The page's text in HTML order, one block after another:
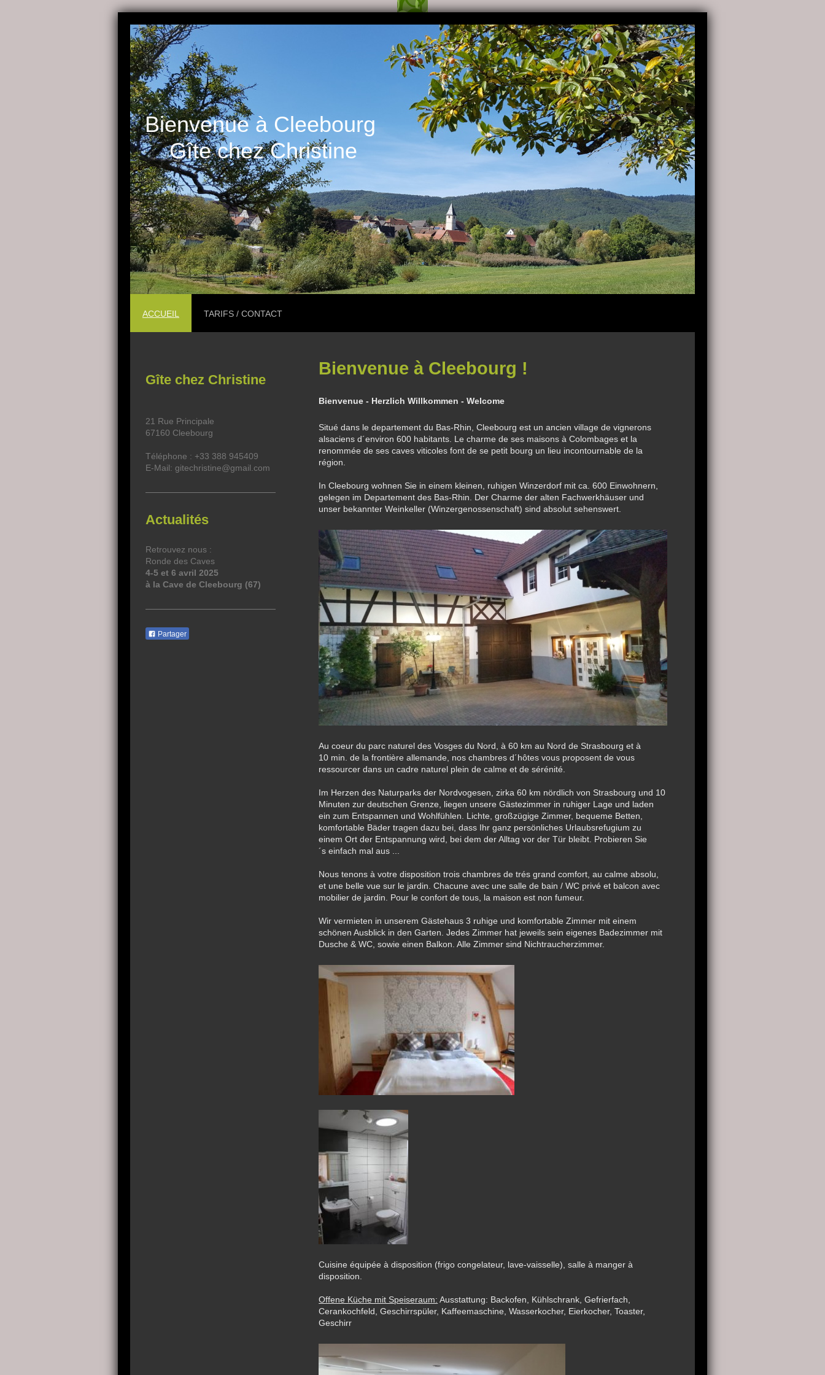
Bienvenue à Cleebourg
Gîte chez Christine
ACCUEIL TARIFS / CONTACT
Bienvenue à Cleebourg !
Bienvenue - Herzlich Willkommen - Welcome
Situé dans le departement du Bas-Rhin, Cleebourg est un ancien village de vignerons
alsaciens d´environ 600 habitants. Le charme de ses maisons à Colombages et la
renommée de ses caves viticoles font de se petit bourg un lieu incontournable de la
région.
In Cleebourg wohnen Sie in einem kleinen, ruhigen Winzerdorf mit ca. 600 Einwohnern,
gelegen im Departement des Bas-Rhin. Der Charme der alten Fachwerkhäuser und
unser bekannter Weinkeller (Winzergenossenschaft) sind absolut sehenswert.
Au coeur du parc naturel des Vosges du Nord, à 60 km au Nord de Strasbourg et à
10 min. de la frontière allemande, nos chambres d´hôtes vous proposent de vous
ressourcer dans un cadre naturel plein de calme et de sérénité.
Im Herzen des Naturparks der Nordvogesen, zirka 60 km nördlich von Strasbourg und 10
Minuten zur deutschen Grenze, liegen unsere Gästezimmer in ruhiger Lage und laden
ein zum Entspannen und Wohlfühlen. Lichte, großzügige Zimmer, bequeme Betten,
komfortable Bäder tragen dazu bei, dass Ihr ganz persönliches Urlaubsrefugium zu
einem Ort der Entspannung wird, bei dem der Alltag vor der Tür bleibt. Probieren Sie
´s einfach mal aus ...
Nous tenons à votre disposition trois chambres de trés grand comfort, au calme absolu,
et une belle vue sur le jardin. Chacune avec une salle de bain / WC privé et balcon avec
mobilier de jardin. Pour le confort de tous, la maison est non fumeur.
Wir vermieten in unserem Gästehaus 3 ruhige und komfortable Zimmer mit einem
schönen Ausblick in den Garten. Jedes Zimmer hat jeweils sein eigenes Badezimmer mit
Dusche & WC, sowie einen Balkon. Alle Zimmer sind Nichtraucherzimmer.
Cuisine équipée à disposition (frigo congelateur, lave-vaisselle), salle à manger à
disposition.
Offene Küche mit Speiseraum: Ausstattung: Backofen, Kühlschrank, Gefrierfach,
Cerankochfeld, Geschirrspüler, Kaffeemaschine, Wasserkocher, Eierkocher, Toaster,
Geschirr
Gîte chez Christine
21 Rue Principale
67160 Cleebourg
Téléphone : +33 388 945409
E-Mail: gitechristine@gmail.com
Actualités
Retrouvez nous :
Ronde des Caves
4-5 et 6 avril 2025
à la Cave de Cleebourg (67)
Partager